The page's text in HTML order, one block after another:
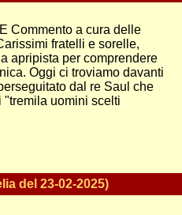
Commento a cura delle
fratelli e sorelle,
apripista per comprendere
Oggi ci troviamo davanti
dal re Saul che
"tremila uomini scelti
del 23-02-2025)